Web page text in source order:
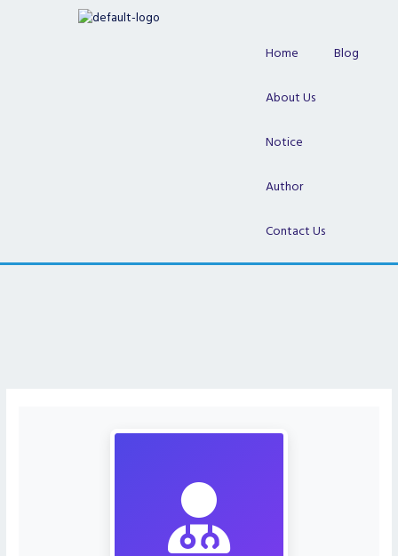
Home Blog
About Us
Notice
Author
Contact Us